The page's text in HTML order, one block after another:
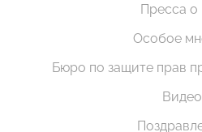
Пресса о
Особое
Бюро по защите прав
Видео